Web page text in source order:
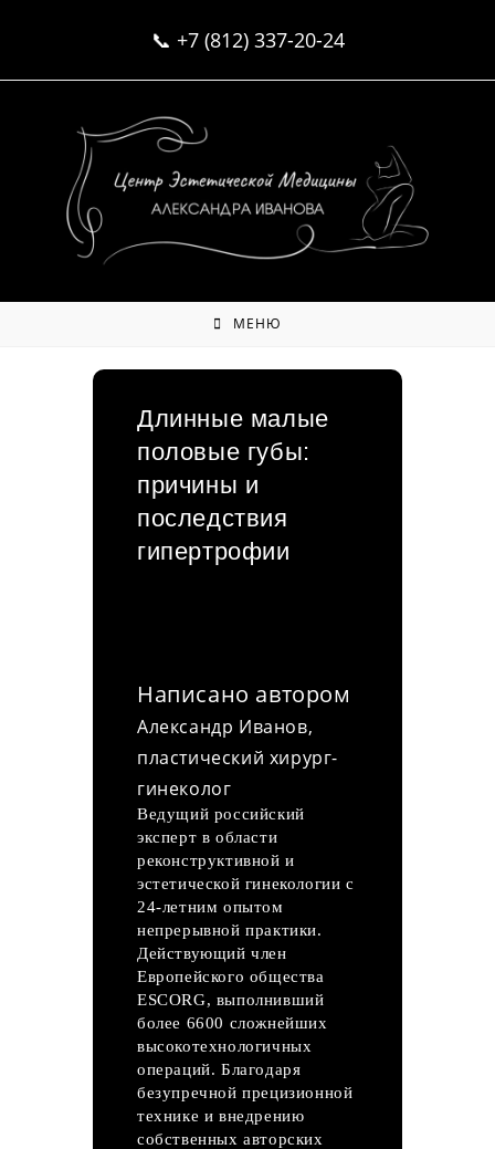
📞 +7 (812) 337-20-24
МЕНЮ
Длинные малые
половые губы:
причины и
последствия
гипертрофии
Написано автором
Александр Иванов,
пластический хирург-
гинеколог
Ведущий российский
эксперт в области
реконструктивной и
эстетической гинекологии с
24-летним опытом
непрерывной практики.
Действующий член
Европейского общества
ESCORG, выполнивший
более 6600 сложнейших
высокотехнологичных
операций. Благодаря
безупречной прецизионной
технике и внедрению
собственных авторских